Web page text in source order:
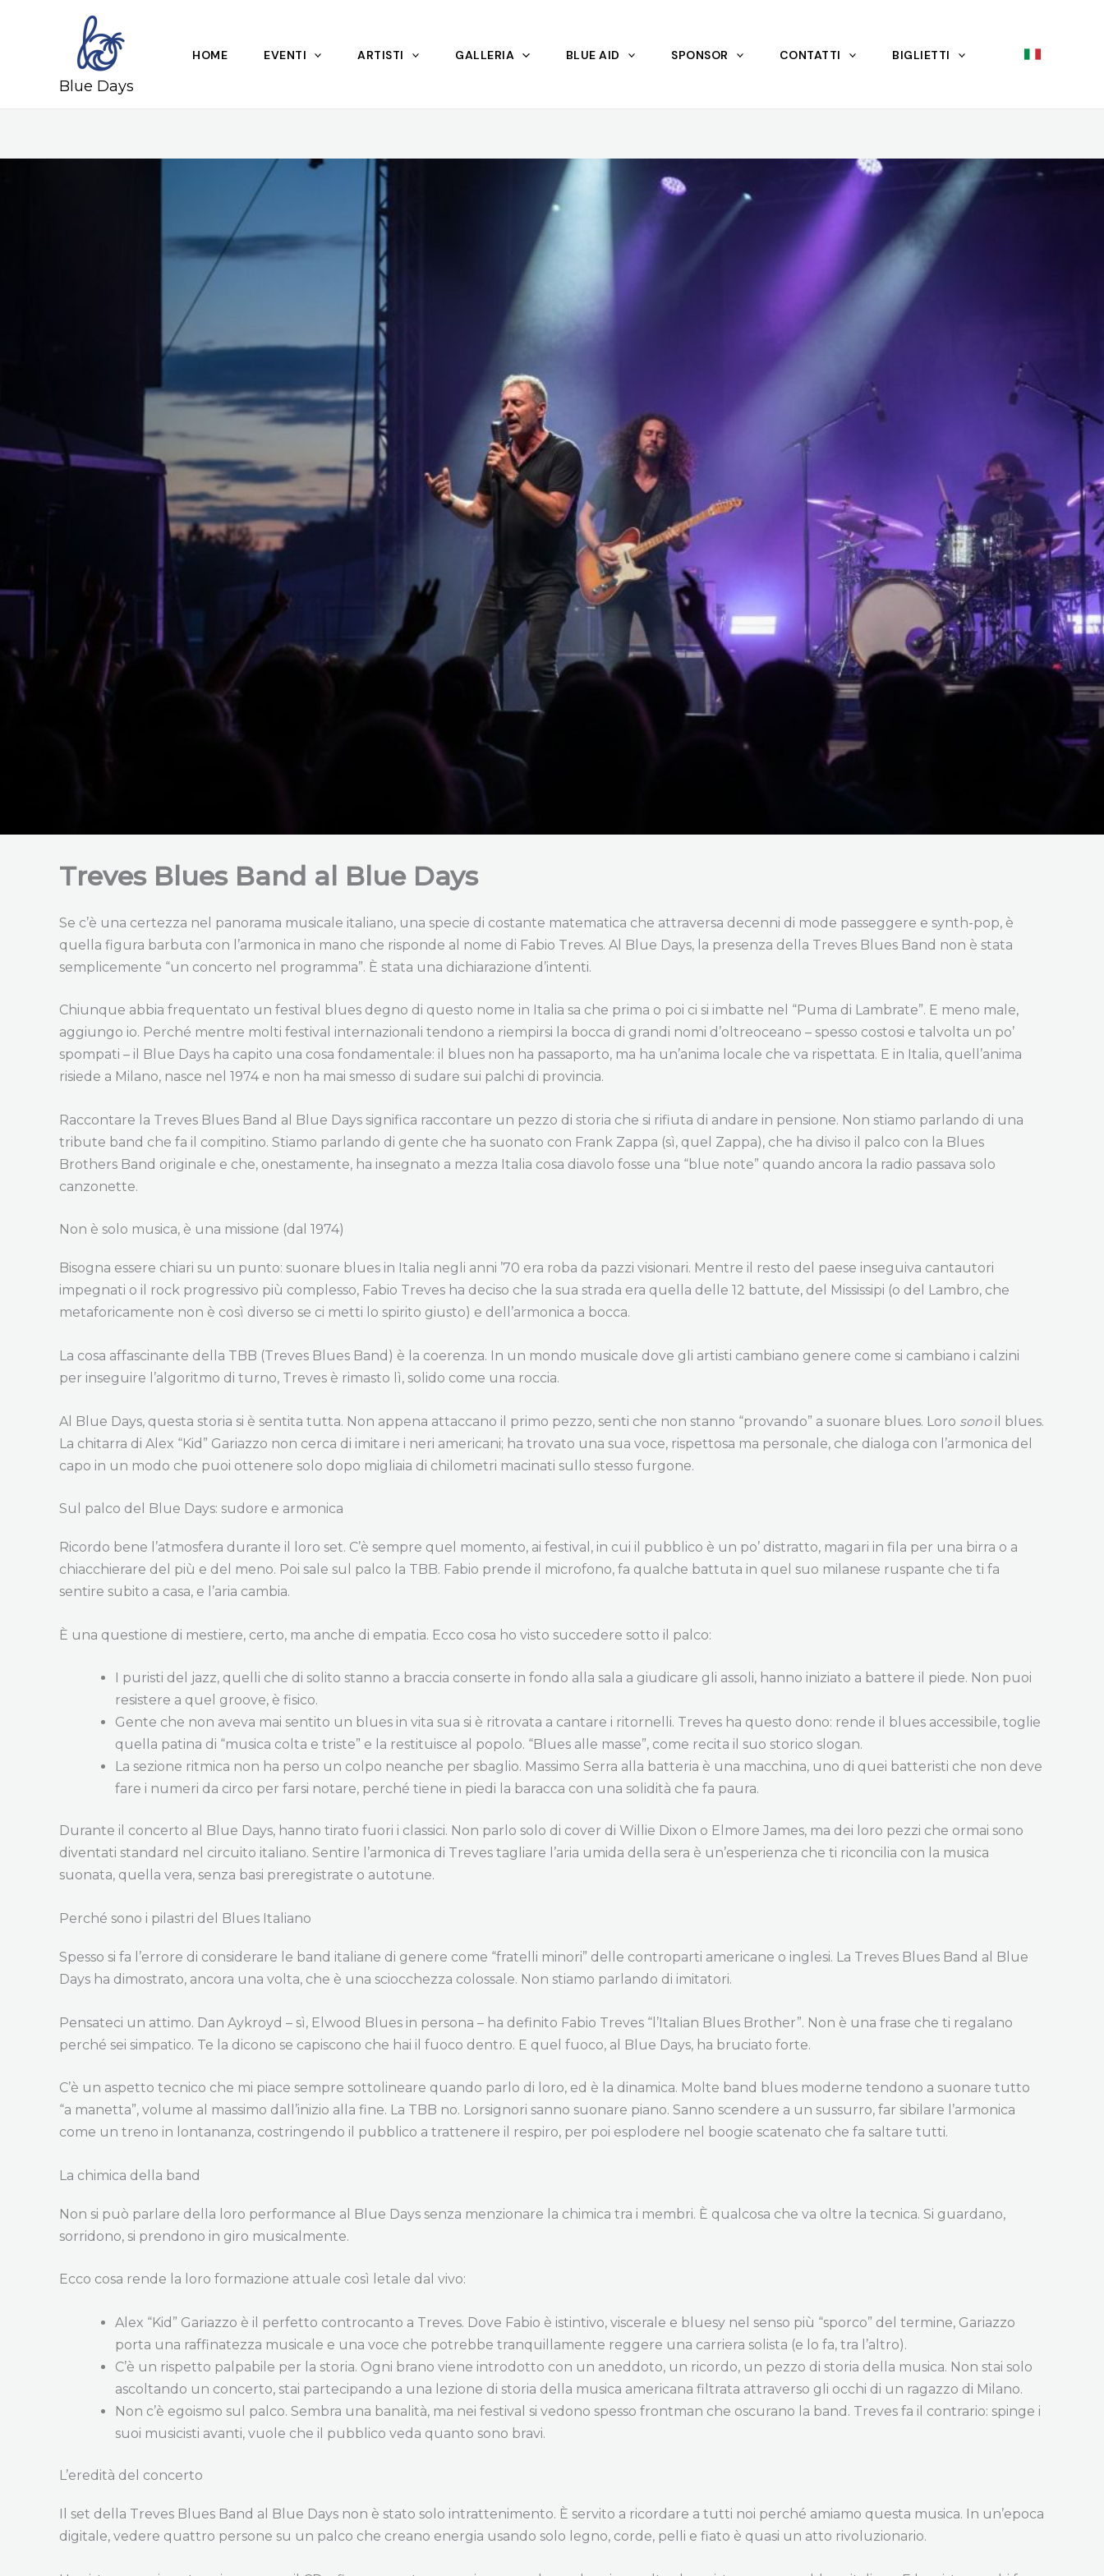
Blue Days
HOME EVENTI ARTISTI GALLERIA BLUE AID SPONSOR CONTATTI BIGLIETTI
Treves Blues Band al Blue Days
Se c’è una certezza nel panorama musicale italiano, una specie di costante matematica che attraversa decenni di mode passeggere e synth-pop, è
quella figura barbuta con l’armonica in mano che risponde al nome di Fabio Treves. Al Blue Days, la presenza della Treves Blues Band non è stata
semplicemente “un concerto nel programma”. È stata una dichiarazione d’intenti.
Chiunque abbia frequentato un festival blues degno di questo nome in Italia sa che prima o poi ci si imbatte nel “Puma di Lambrate”. E meno male,
aggiungo io. Perché mentre molti festival internazionali tendono a riempirsi la bocca di grandi nomi d’oltreoceano – spesso costosi e talvolta un po’
spompati – il Blue Days ha capito una cosa fondamentale: il blues non ha passaporto, ma ha un’anima locale che va rispettata. E in Italia, quell’anima
risiede a Milano, nasce nel 1974 e non ha mai smesso di sudare sui palchi di provincia.
Raccontare la Treves Blues Band al Blue Days significa raccontare un pezzo di storia che si rifiuta di andare in pensione. Non stiamo parlando di una
tribute band che fa il compitino. Stiamo parlando di gente che ha suonato con Frank Zappa (sì, quel Zappa), che ha diviso il palco con la Blues
Brothers Band originale e che, onestamente, ha insegnato a mezza Italia cosa diavolo fosse una “blue note” quando ancora la radio passava solo
canzonette.
Non è solo musica, è una missione (dal 1974)
Bisogna essere chiari su un punto: suonare blues in Italia negli anni ’70 era roba da pazzi visionari. Mentre il resto del paese inseguiva cantautori
impegnati o il rock progressivo più complesso, Fabio Treves ha deciso che la sua strada era quella delle 12 battute, del Mississipi (o del Lambro, che
metaforicamente non è così diverso se ci metti lo spirito giusto) e dell’armonica a bocca.
La cosa affascinante della TBB (Treves Blues Band) è la coerenza. In un mondo musicale dove gli artisti cambiano genere come si cambiano i calzini
per inseguire l’algoritmo di turno, Treves è rimasto lì, solido come una roccia.
Al Blue Days, questa storia si è sentita tutta. Non appena attaccano il primo pezzo, senti che non stanno “provando” a suonare blues. Loro sonoil blues.
La chitarra di Alex “Kid” Gariazzo non cerca di imitare i neri americani; ha trovato una sua voce, rispettosa ma personale, che dialoga con l’armonica del
capo in un modo che puoi ottenere solo dopo migliaia di chilometri macinati sullo stesso furgone.
Sul palco del Blue Days: sudore e armonica
Ricordo bene l’atmosfera durante il loro set. C’è sempre quel momento, ai festival, in cui il pubblico è un po’ distratto, magari in fila per una birra o a
chiacchierare del più e del meno. Poi sale sul palco la TBB. Fabio prende il microfono, fa qualche battuta in quel suo milanese ruspante che ti fa
sentire subito a casa, e l’aria cambia.
È una questione di mestiere, certo, ma anche di empatia. Ecco cosa ho visto succedere sotto il palco:
I puristi del jazz, quelli che di solito stanno a braccia conserte in fondo alla sala a giudicare gli assoli, hanno iniziato a battere il piede. Non puoi
resistere a quel groove, è fisico.
Gente che non aveva mai sentito un blues in vita sua si è ritrovata a cantare i ritornelli. Treves ha questo dono: rende il blues accessibile, toglie
quella patina di “musica colta e triste” e la restituisce al popolo. “Blues alle masse”, come recita il suo storico slogan.
La sezione ritmica non ha perso un colpo neanche per sbaglio. Massimo Serra alla batteria è una macchina, uno di quei batteristi che non deve
fare i numeri da circo per farsi notare, perché tiene in piedi la baracca con una solidità che fa paura.
Durante il concerto al Blue Days, hanno tirato fuori i classici. Non parlo solo di cover di Willie Dixon o Elmore James, ma dei loro pezzi che ormai sono
diventati standard nel circuito italiano. Sentire l’armonica di Treves tagliare l’aria umida della sera è un’esperienza che ti riconcilia con la musica
suonata, quella vera, senza basi preregistrate o autotune.
Perché sono i pilastri del Blues Italiano
Spesso si fa l’errore di considerare le band italiane di genere come “fratelli minori” delle controparti americane o inglesi. La Treves Blues Band al Blue
Days ha dimostrato, ancora una volta, che è una sciocchezza colossale. Non stiamo parlando di imitatori.
Pensateci un attimo. Dan Aykroyd – sì, Elwood Blues in persona – ha definito Fabio Treves “l’Italian Blues Brother”. Non è una frase che ti regalano
perché sei simpatico. Te la dicono se capiscono che hai il fuoco dentro. E quel fuoco, al Blue Days, ha bruciato forte.
C’è un aspetto tecnico che mi piace sempre sottolineare quando parlo di loro, ed è la dinamica. Molte band blues moderne tendono a suonare tutto
“a manetta”, volume al massimo dall’inizio alla fine. La TBB no. Lorsignori sanno suonare piano. Sanno scendere a un sussurro, far sibilare l’armonica
come un treno in lontananza, costringendo il pubblico a trattenere il respiro, per poi esplodere nel boogie scatenato che fa saltare tutti.
La chimica della band
Non si può parlare della loro performance al Blue Days senza menzionare la chimica tra i membri. È qualcosa che va oltre la tecnica. Si guardano,
sorridono, si prendono in giro musicalmente.
Ecco cosa rende la loro formazione attuale così letale dal vivo:
Alex “Kid” Gariazzo è il perfetto controcanto a Treves. Dove Fabio è istintivo, viscerale e bluesy nel senso più “sporco” del termine, Gariazzo
porta una raffinatezza musicale e una voce che potrebbe tranquillamente reggere una carriera solista (e lo fa, tra l’altro).
C’è un rispetto palpabile per la storia. Ogni brano viene introdotto con un aneddoto, un ricordo, un pezzo di storia della musica. Non stai solo
ascoltando un concerto, stai partecipando a una lezione di storia della musica americana filtrata attraverso gli occhi di un ragazzo di Milano.
Non c’è egoismo sul palco. Sembra una banalità, ma nei festival si vedono spesso frontman che oscurano la band. Treves fa il contrario: spinge i
suoi musicisti avanti, vuole che il pubblico veda quanto sono bravi.
L’eredità del concerto
Il set della Treves Blues Band al Blue Days non è stato solo intrattenimento. È servito a ricordare a tutti noi perché amiamo questa musica. In un’epoca
digitale, vedere quattro persone su un palco che creano energia usando solo legno, corde, pelli e fiato è quasi un atto rivoluzionario.